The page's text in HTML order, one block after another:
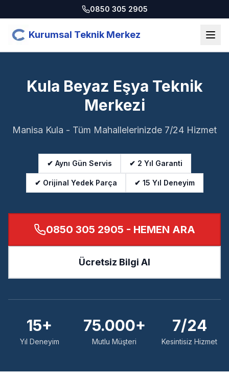
0850 305 2905
Kurumsal Teknik Merkez
Kula Beyaz Eşya Teknik
Merkezi
Manisa Kula - Tüm Mahallelerinizde 7/24 Hizmet
✔ Aynı Gün Servis ✔ 2 Yıl Garanti
✔ Orijinal Yedek Parça ✔ 15 Yıl Deneyim
0850 305 2905 - HEMEN ARA
Ücretsiz Bilgi Al
15+
Yıl Deneyim
75.000+
Mutlu Müşteri
7/24
Kesintisiz Hizmet